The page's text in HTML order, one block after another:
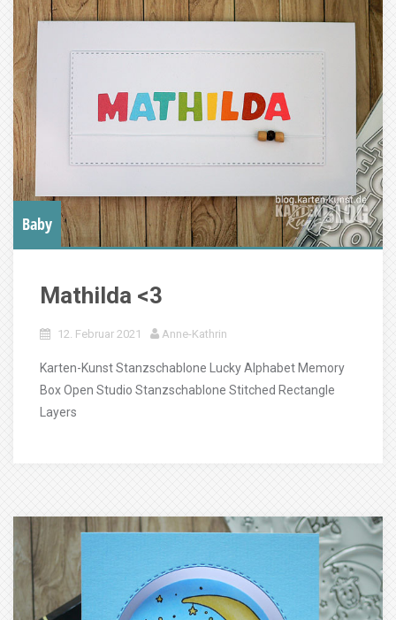
Baby
Mathilda <3
12. Februar 2021 Anne-Kathrin
Karten-Kunst Stanzschablone Lucky Alphabet Memory
Box Open Studio Stanzschablone Stitched Rectangle
Layers